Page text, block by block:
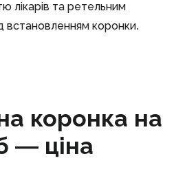
лікарів та ретельним
коронки.
коронка на
— ціна